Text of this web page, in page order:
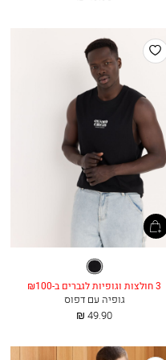
הוסף
למועדפים
שחור
3 חולצות וגופיות לגברים ב-₪100
גופיה עם דפוס
החל
49.90 ₪